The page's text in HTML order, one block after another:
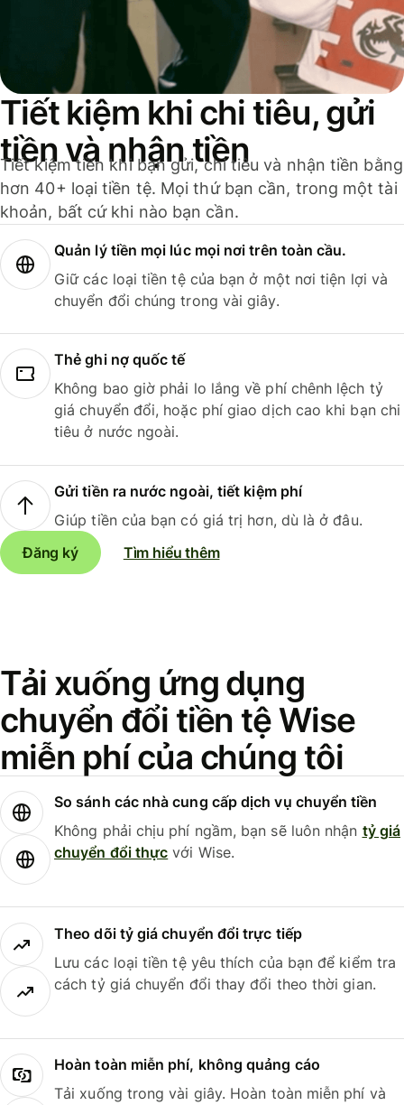
Tiết kiệm khi chi tiêu, gửi
tiền và nhận tiền
Tiết kiệm tiền khi bạn gửi, chi tiêu và nhận tiền bằng
hơn 40+ loại tiền tệ. Mọi thứ bạn cần, trong một tài
khoản, bất cứ khi nào bạn cần.
Quản lý tiền mọi lúc mọi nơi trên toàn cầu.
Giữ các loại tiền tệ của bạn ở một nơi tiện lợi và
chuyển đổi chúng trong vài giây.
Thẻ ghi nợ quốc tế
Không bao giờ phải lo lắng về phí chênh lệch tỷ
giá chuyển đổi, hoặc phí giao dịch cao khi bạn chi
tiêu ở nước ngoài.
Gửi tiền ra nước ngoài, tiết kiệm phí
Giúp tiền của bạn có giá trị hơn, dù là ở đâu.
Đăng ký
Tìm hiểu thêm
Tải xuống ứng dụng
chuyển đổi tiền tệ Wise
miễn phí của chúng tôi
So sánh các nhà cung cấp dịch vụ chuyển tiền
Không phải chịu phí ngầm, bạn sẽ luôn nhận tỷ giá
chuyển đổi thực với Wise.
Theo dõi tỷ giá chuyển đổi trực tiếp
Lưu các loại tiền tệ yêu thích của bạn để kiểm tra
cách tỷ giá chuyển đổi thay đổi theo thời gian.
Hoàn toàn miễn phí, không quảng cáo
Tải xuống trong vài giây. Hoàn toàn miễn phí và